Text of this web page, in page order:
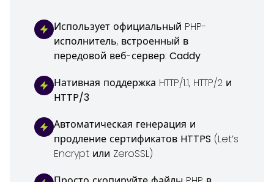
Использует официальный PHP-
исполнитель, встроенный в
передовой веб-сервер: Caddy
Нативная поддержка HTTP/1.1, HTTP/2 и
HTTP/3
Автоматическая генерация и
продление сертификатов HTTPS (Let’s
Encrypt или ZeroSSL)